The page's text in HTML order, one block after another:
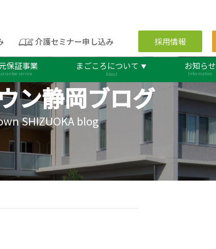
介護セミナー申し込み 採用情報
保証事業
service
まごころについて
About
お知らせ
Information
ン静岡ブログ
SHIZUOKA blog